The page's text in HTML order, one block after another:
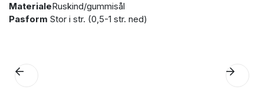
MaterialeRuskind/gummisål
Pasform Stor i str. (0,5-1 str. ned)